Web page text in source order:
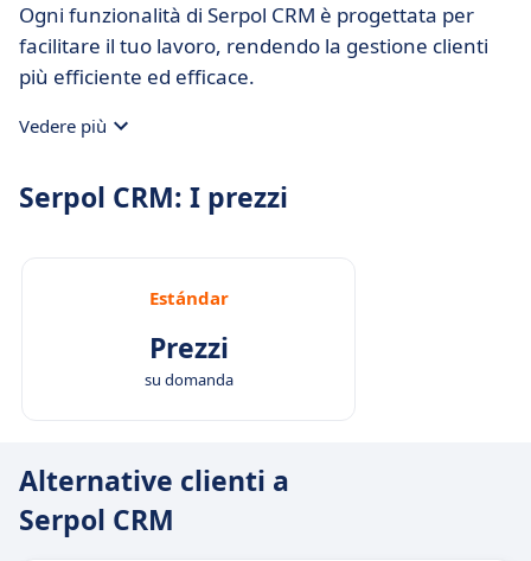
Ogni funzionalità di Serpol CRM è progettata per
facilitare il tuo lavoro, rendendo la gestione clienti
più efficiente ed efficace.
Vedere più
Serpol CRM: I prezzi
Estándar
Prezzi
su domanda
Alternative clienti a
Serpol CRM